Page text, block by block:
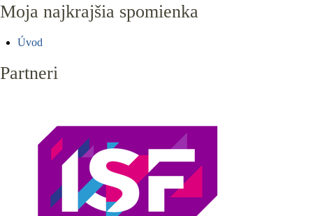
Moja najkrajšia spomienka
Úvod
Partneri